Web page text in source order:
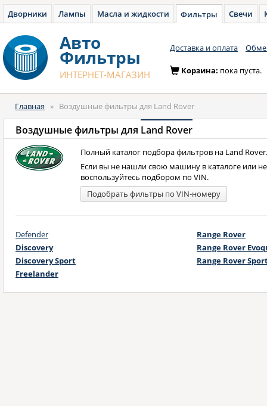
Дворники Лампы Масла и жидкости Фильтры Свечи
Авто
Фильтры
ИНТЕРНЕТ-МАГАЗИН
Доставка и оплата
Корзина: пока пуста.
Главная » Воздушные фильтры для Land Rover
Воздушные фильтры для Land Rover
Полный каталог подбора фильтров на Land
Если вы не нашли свою машину в каталоге или
воспользуйтесь подбором по VIN.
Подобрать фильтры по VIN-номеру
Defender
Discovery
Discovery Sport
Freelander
Range Rover
Range Rover
Range Rover